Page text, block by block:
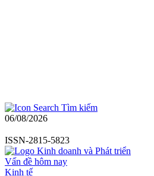
Tìm kiếm
06/08/2026
ISSN-2815-5823
Vấn đề hôm nay
Kinh tế